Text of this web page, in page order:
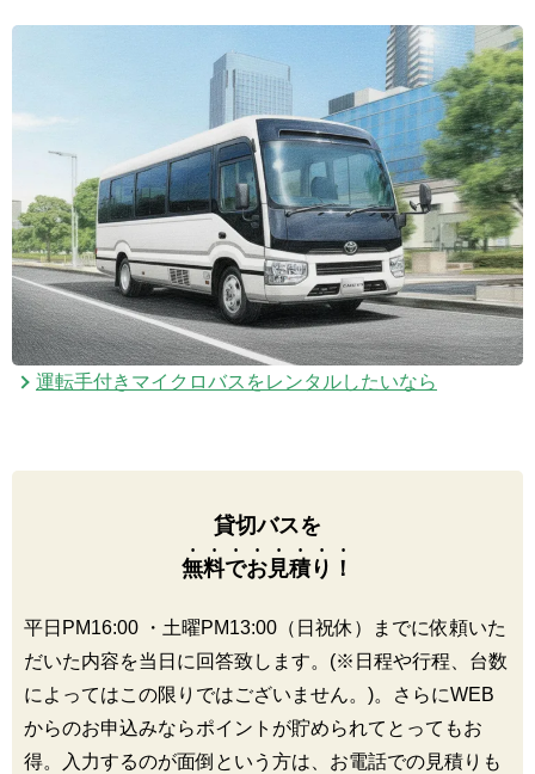
運転手付きマイクロバスをレンタルしたいなら
貸切バスを
無料でお見積り！
平日PM16:00 ・土曜PM13:00（日祝休）までに依頼いた
だいた内容を当日に回答致します。(※日程や行程、台数
によってはこの限りではございません。)。さらにWEB
からのお申込みならポイントが貯められてとってもお
得。入力するのが面倒という方は、お電話での見積りも